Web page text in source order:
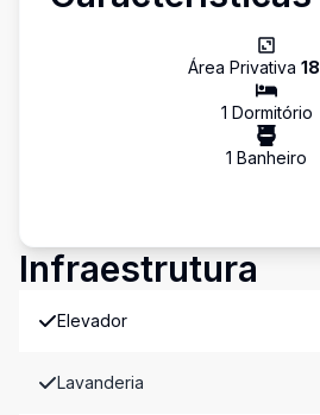
Área Privativa 18
1 Dormitório
1 Banheiro
Infraestrutura
Elevador
Lavanderia